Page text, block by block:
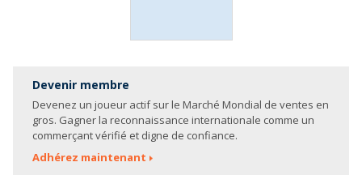
Devenir membre
Devenez un joueur actif sur le Marché Mondial de ventes en
gros. Gagner la reconnaissance internationale comme un
commerçant vérifié et digne de confiance.
Adhérez maintenant